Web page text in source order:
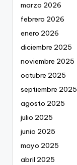
marzo 2026
febrero 2026
enero 2026
diciembre 2025
noviembre 2025
octubre 2025
septiembre 2025
agosto 2025
julio 2025
junio 2025
mayo 2025
abril 2025